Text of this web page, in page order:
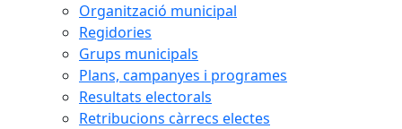
Organització municipal
Regidories
Grups municipals
Plans, campanyes i programes
Resultats electorals
Retribucions càrrecs electes